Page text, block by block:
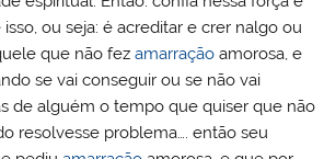
ou seja: é acreditar e crer nalgo ou
que não fezamarração amorosa, e
se vai conseguir ou se não vai
de alguém o tempo que quiser que não
resolvesse problema…. então seu